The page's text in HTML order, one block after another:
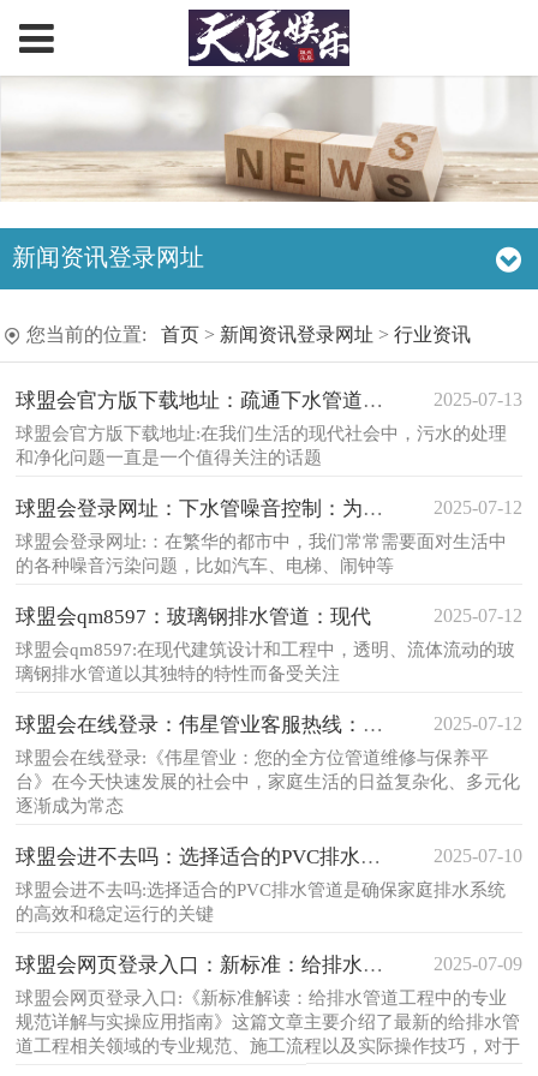
新闻资讯登录网址
您当前的位置: 首页 > 新闻资讯登录网址 > 行业资讯
球盟会官方版下载地址：疏通下水管道电话： 2025-07-13
球盟会官方版下载地址:在我们生活的现代社会中，污水的处理
和净化问题一直是一个值得关注的话题
球盟会登录网址：下水管噪音控制：为您打造 2025-07-12
球盟会登录网址:：在繁华的都市中，我们常常需要面对生活中
的各种噪音污染问题，比如汽车、电梯、闹钟等
球盟会qm8597：玻璃钢排水管道：现代 2025-07-12
球盟会qm8597:在现代建筑设计和工程中，透明、流体流动的玻
璃钢排水管道以其独特的特性而备受关注
球盟会在线登录：伟星管业客服热线：为您提 2025-07-12
球盟会在线登录:《伟星管业：您的全方位管道维修与保养平
台》在今天快速发展的社会中，家庭生活的日益复杂化、多元化
逐渐成为常态
球盟会进不去吗：选择适合的PVC排水管道 2025-07-10
球盟会进不去吗:选择适合的PVC排水管道是确保家庭排水系统
的高效和稳定运行的关键
球盟会网页登录入口：新标准：给排水管道工 2025-07-09
球盟会网页登录入口:《新标准解读：给排水管道工程中的专业
规范详解与实操应用指南》这篇文章主要介绍了最新的给排水管
道工程相关领域的专业规范、施工流程以及实际操作技巧，对于